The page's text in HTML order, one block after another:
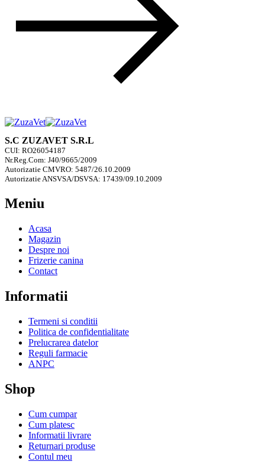
S.C ZUZAVET S.R.L
CUI: RO26054187
Nr.Reg.Com: J40/9665/2009
Autorizatie CMVRO: 5487/26.10.2009
Autorizatie ANSVSA/DSVSA: 17439/09.10.2009
Meniu
Acasa
Magazin
Despre noi
Frizerie canina
Contact
Informatii
Termeni si conditii
Politica de confidentialitate
Prelucrarea datelor
Reguli farmacie
ANPC
Shop
Cum cumpar
Cum platesc
Informatii livrare
Returnari produse
Contul meu